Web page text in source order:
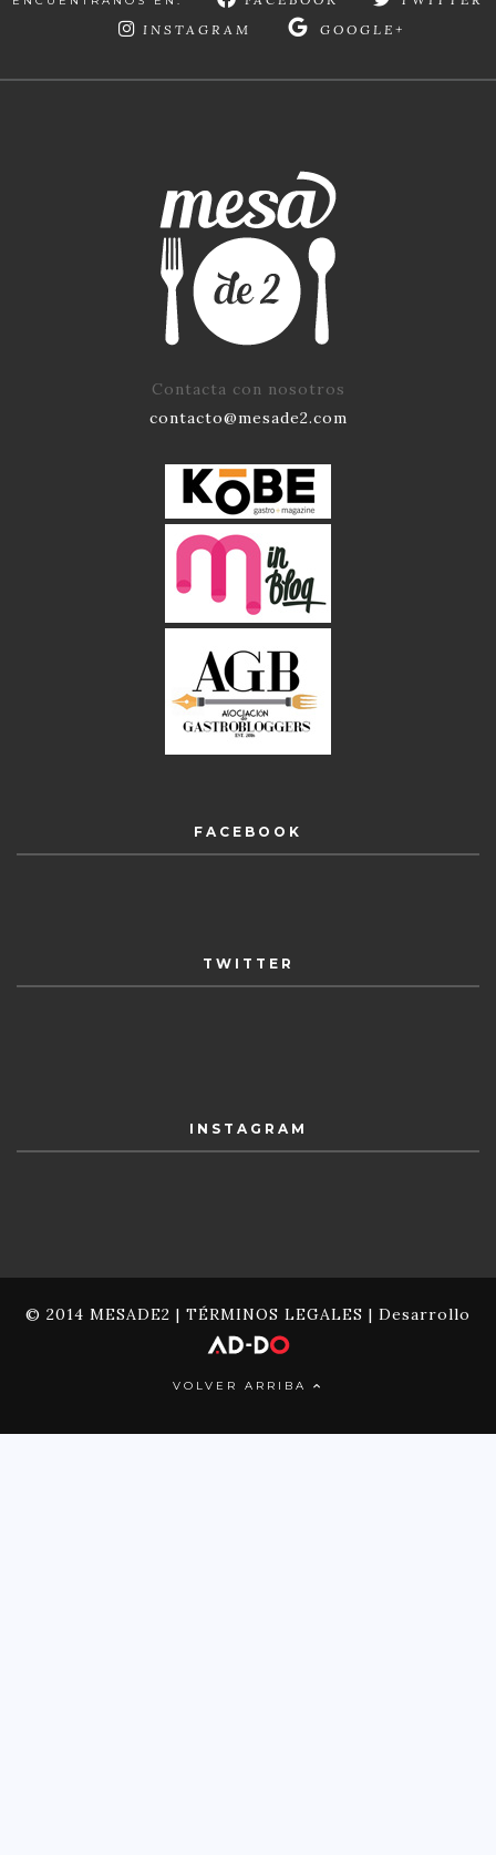
INSTAGRAM
GOOGLE+
Contacta con nosotros
contacto@mesade2.com
FACEBOOK
TWITTER
INSTAGRAM
© 2014 MESADE2 | TÉRMINOS LEGALES | Desarrollo
VOLVER ARRIBA